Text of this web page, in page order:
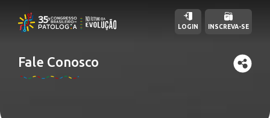
Fale Conosco
LOGIN INSCREVA-SE